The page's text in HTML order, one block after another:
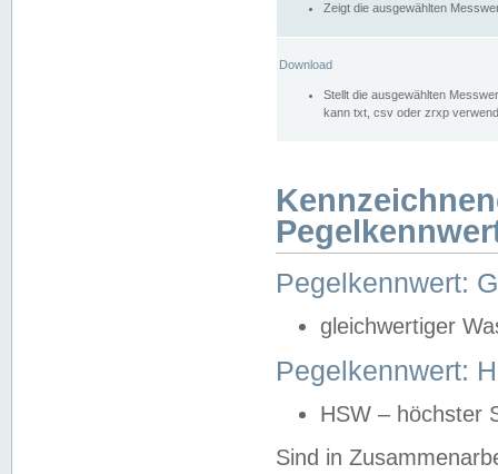
Zeigt die ausgewählten
Download
Stellt die ausgewählten
kann txt, csv oder zrxp
Pegelkennwert:
gleichwertiger
Pegelkennwert:
HSW – höchster
Sind in